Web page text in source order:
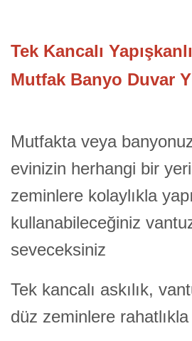
Tek Kancalı
Mutfak Banyo Duvar
Mutfakta veya
evinizin herhangi bir
zeminlere kolaylıkla
kullanabileceğiniz
seveceksiniz
Tek kancalı askılık,
düz zeminlere rahatlıkla